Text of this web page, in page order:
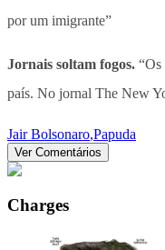
por um imigrante”
Jornais soltam fogos. “Os
país. No jornal The New
Jair Bolsonaro,Papuda
Ver Comentários
Charges